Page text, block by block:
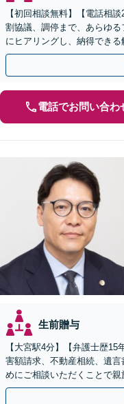
【初回相談無料】【電話相
割協議、調停まで、あらゆ
にヒアリングし、納得できる
【夜間・休日対応可】【西
電話でお問い合わ
生前贈与
【大宮駅4分】【弁護士歴
害額請求、不動産相続、遺
めにご相談いただくことで親
とりで悩まず、まずは弁護